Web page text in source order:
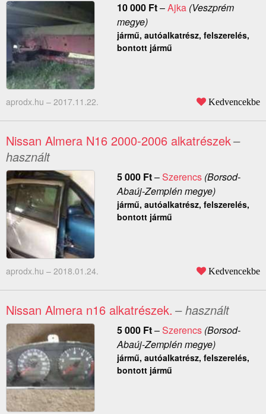
10 000 Ft–Ajka(Veszprém
megye)
jármű, autóalkatrész, felszerelés,
bontott jármű
aprodx.hu – 2017.11.22. Kedvencekbe
Nissan Almera N16 2000-2006 alkatrészek–
használt
5 000 Ft–Szerencs(Borsod-
Abaúj-Zemplén megye)
jármű, autóalkatrész, felszerelés,
bontott jármű
aprodx.hu – 2018.01.24. Kedvencekbe
Nissan Almera n16 alkatrészek. – használt
5 000 Ft–Szerencs(Borsod-
Abaúj-Zemplén megye)
jármű, autóalkatrész, felszerelés,
bontott jármű